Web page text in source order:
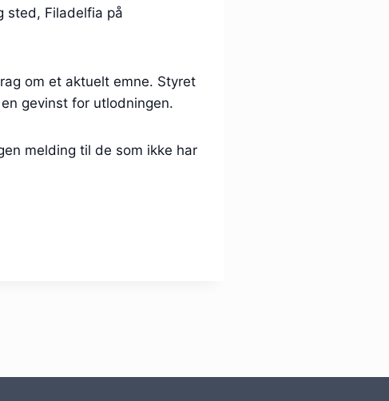
sted, Filadelfia på
om et aktuelt emne. Styret
gevinst for utlodningen.
melding til de som ikke har